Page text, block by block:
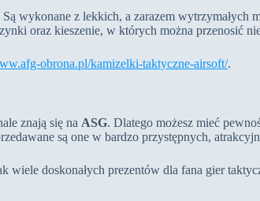
wykonane z lekkich, a zarazem wytrzymałych
oraz kieszenie, w których można przenosić
obrona.pl/kamizelki-taktyczne-airsoft/.
znają się na ASG. Dlatego możesz mieć
są one w bardzo przystępnych,
wiele doskonałych prezentów dla fana gier